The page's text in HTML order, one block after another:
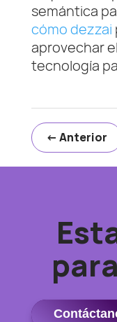
semántica
cómo dezzai
aprovechar
tecnología
← Anterior